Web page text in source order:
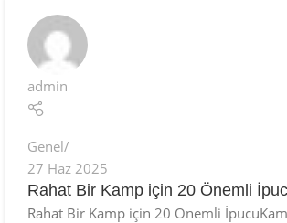
admin
Genel
27 Haz 2025
Rahat Bir Kamp için 20 Önemli
Rahat Bir Kamp için 20 Önemli